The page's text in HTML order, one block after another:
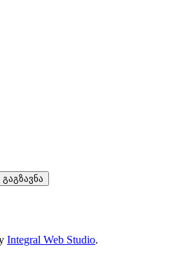
გაგზავნა
Integral Web Studio.